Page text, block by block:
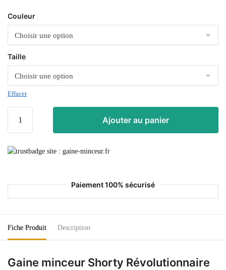
Couleur
Taille
Effacer
Ajouter au panier
Paiement 100% sécurisé
Fiche Produit Description
Gaine minceur Shorty Révolutionnaire